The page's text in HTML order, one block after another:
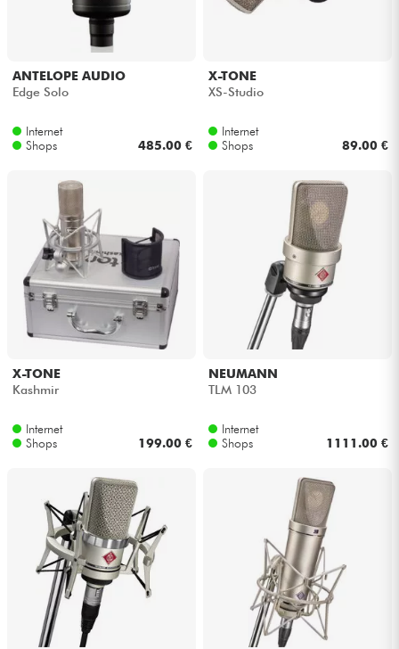
ANTELOPE AUDIO
Edge Solo
Internet
Shops
485.00 €
X-TONE
XS-Studio
Internet
Shops
89.00 €
X-TONE
Kashmir
Internet
Shops
199.00 €
NEUMANN
TLM 103
Internet
Shops
1111.00 €